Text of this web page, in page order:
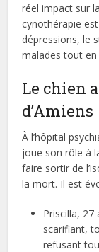
réel impact sur
cynothérapie
dépressions, le
malades tout
Le chien
d’Amiens
À l’hôpital
joue son rôle à
faire sortir de
la mort. Il est
Priscilla, 27
scarifiant,
refusant